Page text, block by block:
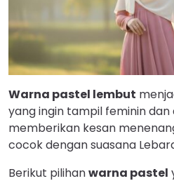
Warna pastel lembut
yang ingin tampil feminin dan
memberikan kesan
cocok dengan suasana
Berikut pilihanwarna pastel